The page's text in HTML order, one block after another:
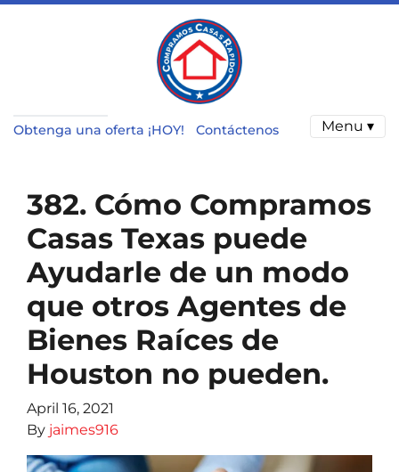
Obtenga una oferta ¡HOY! Contáctenos Menu ▾
382. Cómo Compramos
Casas Texas puede
Ayudarle de un modo
que otros Agentes de
Bienes Raíces de
Houston no pueden.
April 16, 2021
By jaimes916